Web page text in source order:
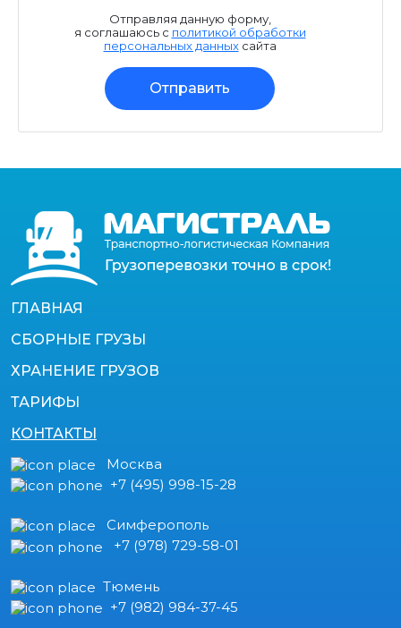
Отправляя данную форму,
я соглашаюсь с политикой обработки
персональных данныхсайта
Отправить
ГЛАВНАЯ
СБОРНЫЕ ГРУЗЫ
ХРАНЕНИЕ ГРУЗОВ
ТАРИФЫ
КОНТАКТЫ
Москва
+7 (495) 998-15-28
Симферополь
+7 (978) 729-58-01
Тюмень
+7 (982) 984-37-45